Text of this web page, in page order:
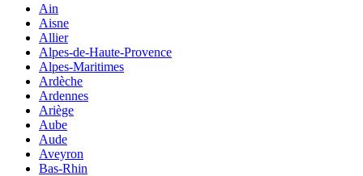
Ain
Aisne
Allier
Alpes-de-Haute-Provence
Alpes-Maritimes
Ardèche
Ardennes
Ariège
Aube
Aude
Aveyron
Bas-Rhin